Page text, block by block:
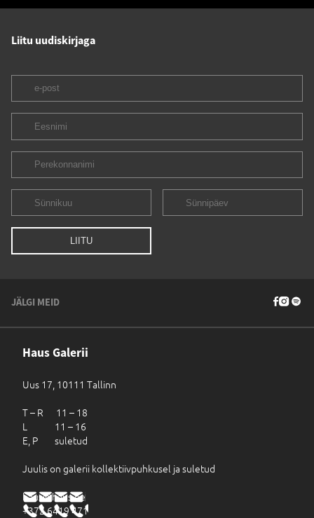
Liitu uudiskirjaga
JÄLGI MEID
Haus Galerii
Uus 17, 10111 Tallinn
T – R 11 – 18
L 11 – 16
E, P suletud
Juulis on galerii kollektiivpuhkusel ja suletud
haus@haus.ee
+372 6419 471